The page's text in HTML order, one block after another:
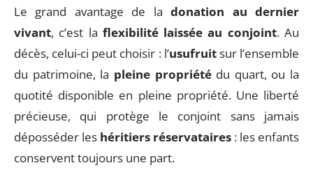
Le grand avantage de ladonation au dernier
vivant, c’est la flexibilité laissée au conjoint. Au
décès, celui-ci peut choisir : l’usufruitsur l’ensemble
du patrimoine, la pleine propriétédu quart, ou la
quotité disponible en pleine propriété. Une liberté
précieuse, qui protège le conjoint sans jamais
déposséder les héritiers réservataires : les enfants
conservent toujours une part.